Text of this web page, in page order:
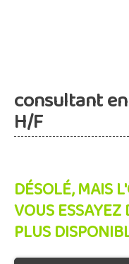
consultant
H/F
DÉSOLÉ, MAIS
VOUS
PLUS